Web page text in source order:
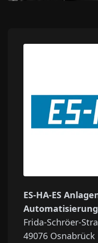
ES-HA-ES
Frida-Schröer-
49076 Osnabrück